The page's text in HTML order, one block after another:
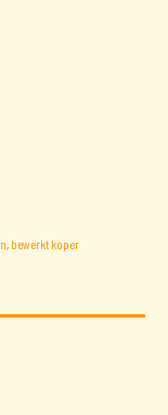
bewerkt koper